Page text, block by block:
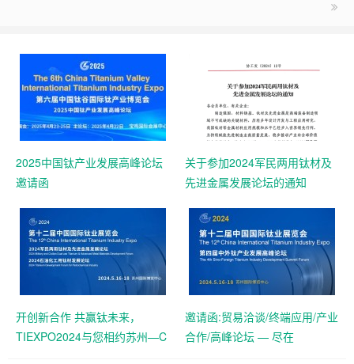
2025中国钛产业发展高峰论坛
邀请函
关于参加2024军民两用钛材及
先进金属发展论坛的通知
开创新合作 共赢钛未来，
TIEXPO2024与您相约苏州—C
邀请函:贸易洽谈/终端应用/产业
合作/高峰论坛 — 尽在